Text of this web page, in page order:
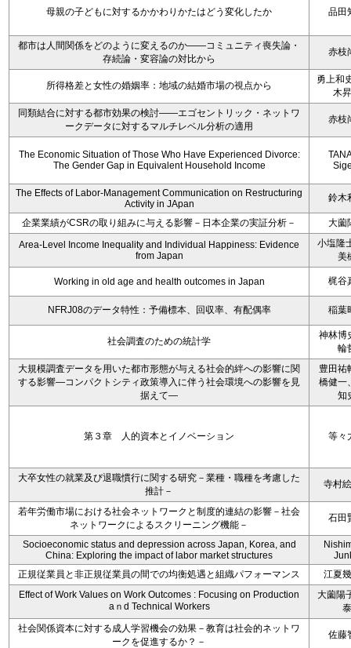
母親の子どもに対するかかわりかたはどう変化したか 品田
都市は人間関係をどのように変えるのか――コミュニティ喪失論・
存続論・変容論の対比から
赤枝
所得格差と女性の婚姻率：地域の結婚市場の視点から
勇上和
木
同類結合に対する都市効果の検討――エゴセントリック・ネットワ
ークデータに対するマルチレベル分析の適用
赤枝
The Economic Situation of Those Who Have Experienced Divorce:
The Gender Gap in Equivalent Household Income
The Effects of Labor-Management Communication on Restructuring
Activity in JApan
鈴木
企業業績がCSRの取り組みに与える影響－日本企業の実証分析－
大薗
Area-Level Income Inequality and Individual Happiness: Evidence
from Japan
小塩隆
美
Working in old age and health outcomes in Japan 梶谷
NFRJ08のデータ特性：予備標本、回収率、有配偶率 稲葉
社会調査のための統計学
神林博
輪
大規模調査データを用いた都市形態が与える社会的絆への影響に関
する影響―コンパクトシティ政策導入に伴う社会環境への影響を見
据えて―
豊田祐
橋健一
知
第３章 人的資本とイノベーション 等々
大卒女性の就業及び退職慣行に関する研究－業種・職種を考慮した
推計－
寺村
若年労働市場における社会ネットワークと制度的連結の影響－社会
ネットワークによるスクリーニング機能－
石田
Socioeconomic status and depression across Japan, Korea, and
China: Exploring the impact of labor market structures
正規従業員と非正規従業員の間での均衡処遇と組織パフォーマンス
江夏
Effect of Work Values on Work Outcomes : Focusing on Production
aｎd Technical Workers
大薗陽
泰
社会関係資本に対する成人学習機会の効果－教育は社会的ネットワ
ークを促進するか？－
佐藤